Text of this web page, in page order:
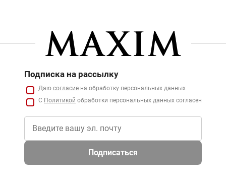
Подписка на рассылку
Даю согласие на обработку персональных данных
С Политикой обработки персональных данных согласен
Подписаться